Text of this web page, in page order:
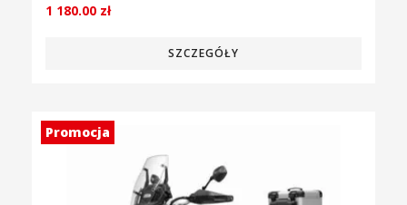
1 180.00 zł
SZCZEGÓŁY
Promocja